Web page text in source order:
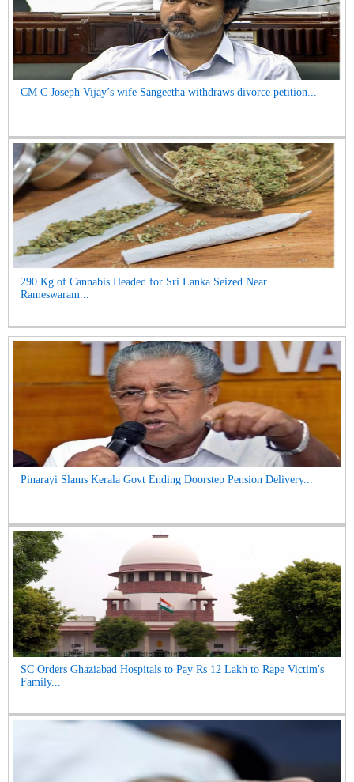
CM C Joseph Vijay’s wife Sangeetha withdraws divorce petition...
290 Kg of Cannabis Headed for Sri Lanka Seized Near
Rameswaram...
Pinarayi Slams Kerala Govt Ending Doorstep Pension Delivery...
SC Orders Ghaziabad Hospitals to Pay Rs 12 Lakh to Rape Victim's
Family...